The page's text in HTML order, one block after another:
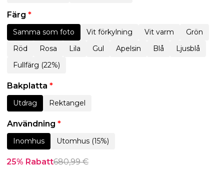
Färg *
Samma som foto Vit förkylning Vit varm
Grön
Röd
Rosa Lila Gul Apelsin Blå
Ljusblå
Fullfärg (22%)
Bakplatta *
Utdrag Rektangel
Användning *
Inomhus Utomhus (15%)
25% Rabatt680,99€